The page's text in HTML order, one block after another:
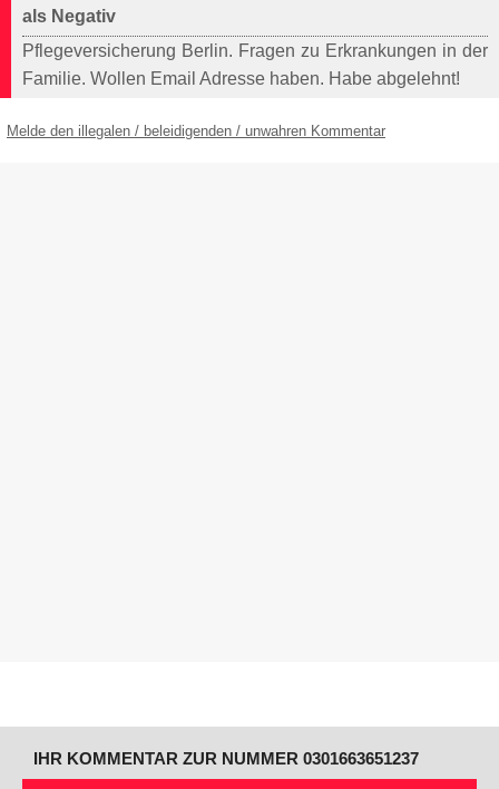
als Negativ
Pflegeversicherung Berlin. Fragen zu Erkrankungen in der
Familie. Wollen Email Adresse haben. Habe abgelehnt!
Melde den illegalen / beleidigenden / unwahren Kommentar
IHR KOMMENTAR ZUR NUMMER 0301663651237